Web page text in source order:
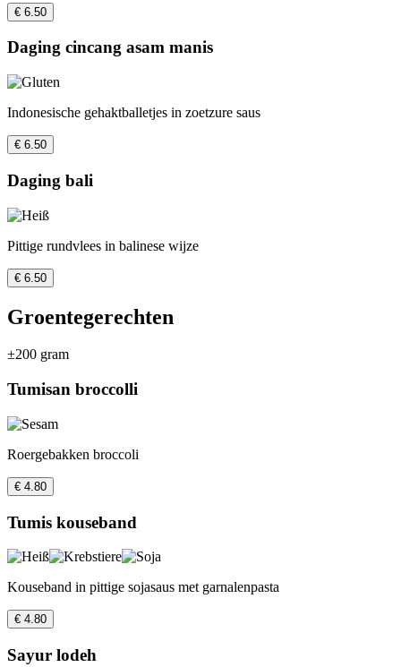
€ 6.50
Daging cincang asam manis
Indonesische gehaktballetjes in zoetzure saus
€ 6.50
Daging bali
Pittige rundvlees in balinese wijze
€ 6.50
Groentegerechten
±200 gram
Tumisan broccolli
Roergebakken broccoli
€ 4.80
Tumis kouseband
Kouseband in pittige sojasaus met garnalenpasta
€ 4.80
Sayur lodeh